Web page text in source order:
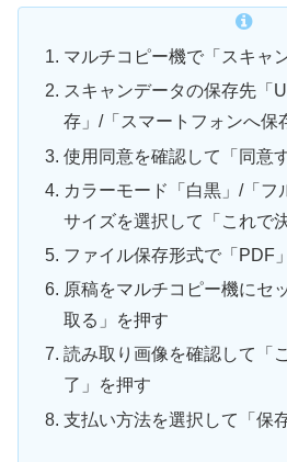
マルチコピー機で「スキャ
スキャンデータの保存先「
存」/「スマートフォンへ保
使用同意を確認して「同意
カラーモード「白黒」/「フ
サイズを選択して「これで
ファイル保存形式で「PDF
原稿をマルチコピー機にセ
取る」を押す
読み取り画像を確認して「
了」を押す
支払い方法を選択して「保